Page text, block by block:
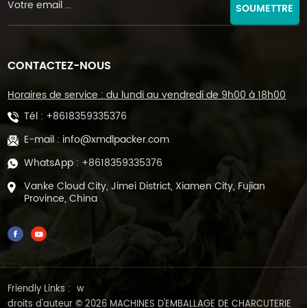
SOUMETTRE
CONTACTEZ-NOUS
Horaires de service : du lundi au vendredi de 9h00 à 18h00
Tél : +8618359335376
E-mail : info@xmdlpacker.com
WhatsApp : +8618359335376
Vanke Cloud City, Jimei District, Xiamen City, Fujian
Province, China
Friendly Links : w
droits d'auteur © 2026 MACHINES D'EMBALLAGE DE CHARCUTERIE